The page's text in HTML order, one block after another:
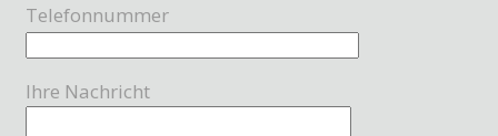
Telefonnummer
Ihre Nachricht